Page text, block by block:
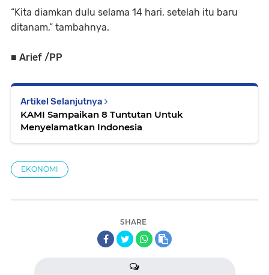
“Kita diamkan dulu selama 14 hari, setelah itu baru
ditanam,” tambahnya.
■ Arief /PP
Artikel Selanjutnya
KAMI Sampaikan 8 Tuntutan Untuk
Menyelamatkan Indonesia
EKONOMI
SHARE